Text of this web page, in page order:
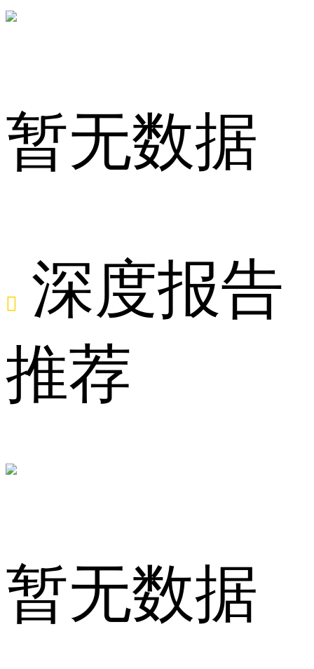
点
舆
情
|
暂无数据

深度报告
推荐
暂无数据